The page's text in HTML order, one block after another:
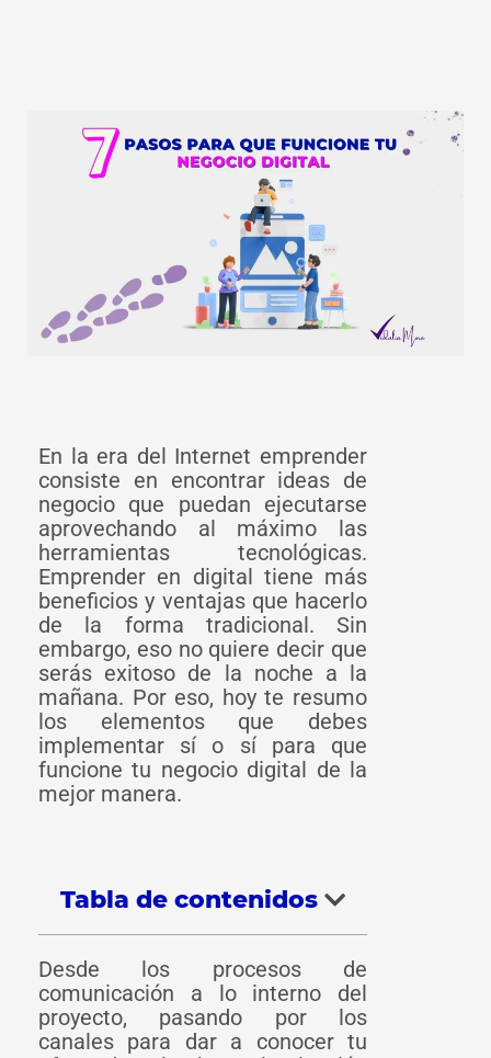
En la era del Internet emprender
consiste en encontrar ideas de
negocio que puedan ejecutarse
aprovechando al máximo las
herramientas tecnológicas.
Emprender en digital tiene más
beneficios y ventajas que hacerlo
de la forma tradicional. Sin
embargo, eso no quiere decir que
serás exitoso de la noche a la
mañana. Por eso, hoy te resumo
los elementos que debes
implementar sí o sí para que
funcione tu negocio digital de la
mejor manera.
Tabla de contenidos
Desde los procesos de
comunicación a lo interno del
proyecto, pasando por los
canales para dar a conocer tu